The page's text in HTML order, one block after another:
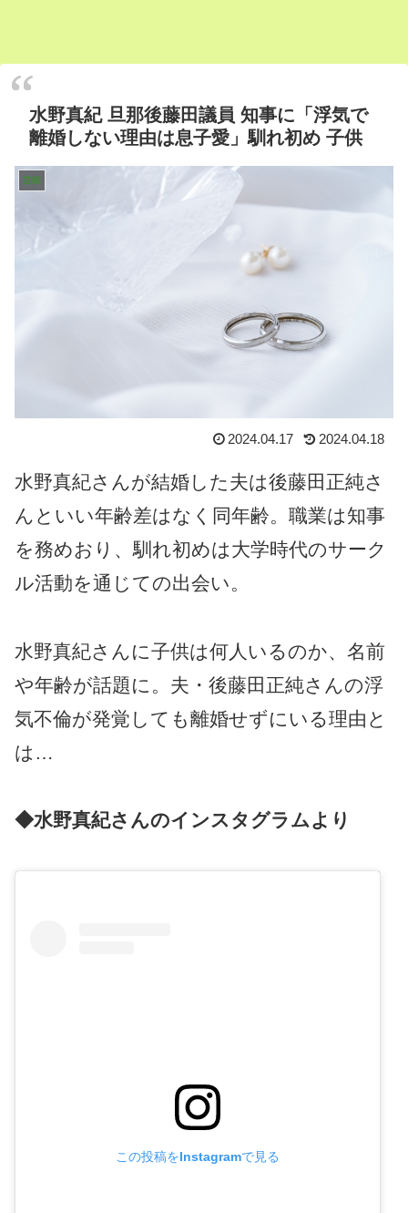
水野真紀 旦那後藤田議員 知事に「浮気で
離婚しない理由は息子愛」馴れ初め 子供
芸能
2024.04.17 2024.04.18
水野真紀さんが結婚した夫は後藤田正純さ
んといい年齢差はなく同年齢。職業は知事
を務めおり、馴れ初めは大学時代のサーク
ル活動を通じての出会い。
水野真紀さんに子供は何人いるのか、名前
や年齢が話題に。夫・後藤田正純さんの浮
気不倫が発覚しても離婚せずにいる理由と
は…
◆水野真紀さんのインスタグラムより
この投稿をInstagramで見る